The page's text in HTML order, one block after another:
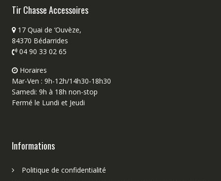
Tir Chasse Accessoires
17 Quai de ‘Ouvèze,
84370 Bédarrides
04 90 33 02 65
Horaires
Mar-Ven : 9h-12h/14h30-18h30
Samedi: 9h à 18h non-stop
Fermé le Lundi et Jeudi
Informations
Politique de confidentialité